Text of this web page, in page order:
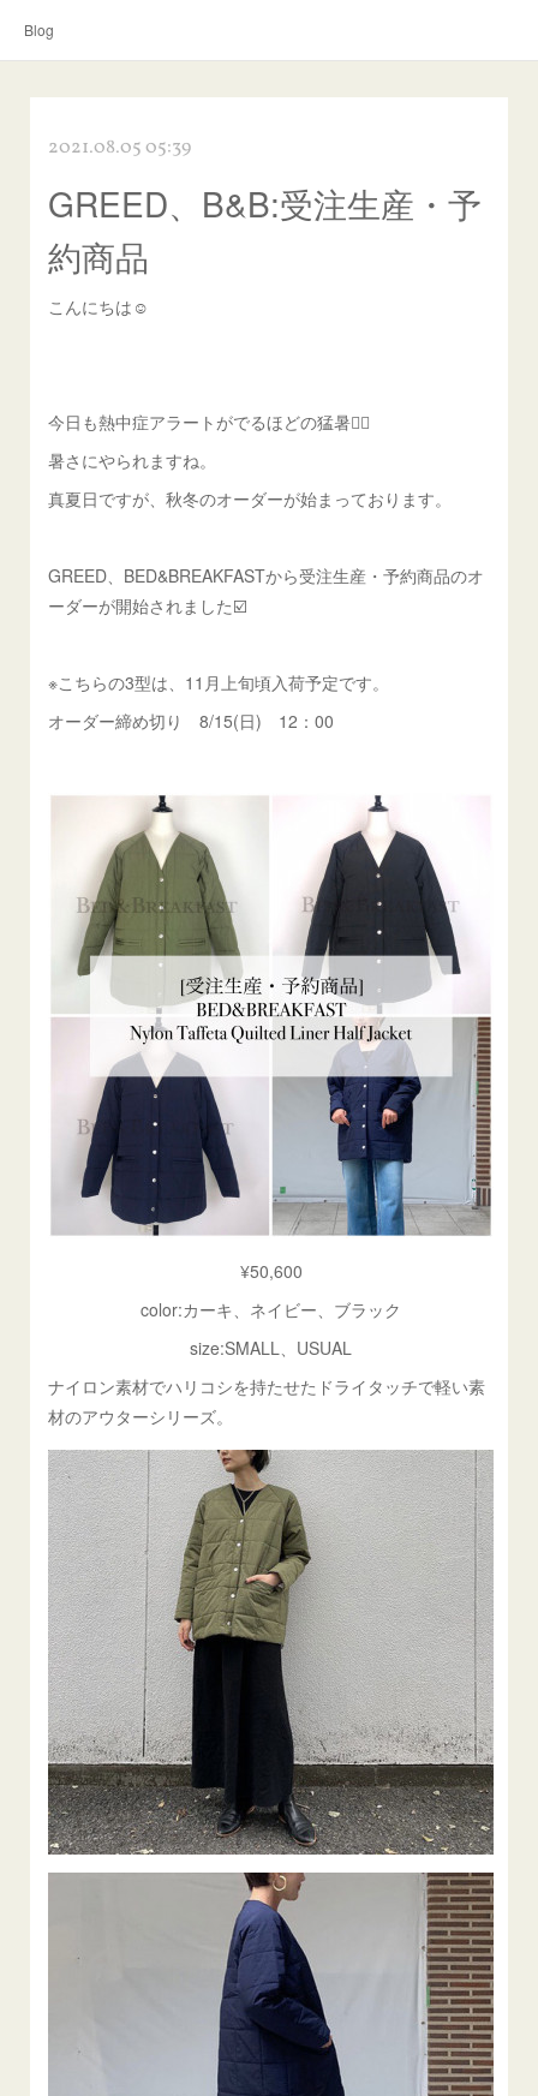
Blog
2021.08.05 05:39
GREED、B&B:受注生産・予
約商品
こんにちは☺︎
今日も熱中症アラートがでるほどの猛暑😵‍💫
暑さにやられますね。
真夏日ですが、秋冬のオーダーが始まっております。
GREED、BED&BREAKFASTから受注生産・予約商品のオ
ーダーが開始されました☑️
※こちらの3型は、11月上旬頃入荷予定です。
オーダー締め切り 8/15(日) 12：00
¥50,600
color:カーキ、ネイビー、ブラック
size:SMALL、USUAL
ナイロン素材でハリコシを持たせたドライタッチで軽い素
材のアウターシリーズ。